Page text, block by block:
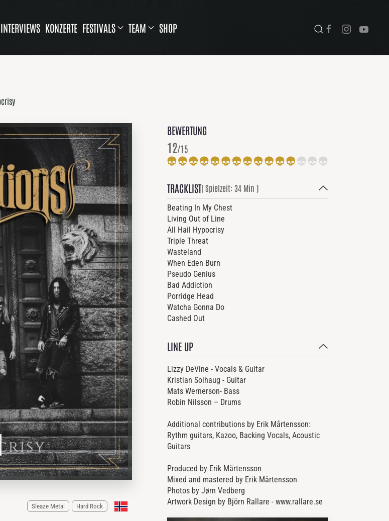
INTERVIEWS KONZERTE FESTIVALS TEAM SHOP
Sleaze Metal Hard Rock
BEWERTUNG
12/15
TRACKLIST( Spielzeit: 34 Min )
Beating In My Chest
Living Out of Line
All Hail Hypocrisy
Triple Threat
Wasteland
When Eden Burn
Pseudo Genius
Bad Addiction
Porridge Head
Watcha Gonna Do
Cashed Out
LINE UP
Lizzy DeVine - Vocals & Guitar
Kristian Solhaug - Guitar
Mats Wernerson- Bass
Robin Nilsson – Drums
Additional contributions by Erik Mårtensson:
Rythm guitars, Kazoo, Backing Vocals, Acoustic
Guitars
Produced by Erik Mårtensson
Mixed and mastered by Erik Mårtensson
Photos by Jørn Vedberg
Artwork Design by Björn Rallare - www.rallare.se